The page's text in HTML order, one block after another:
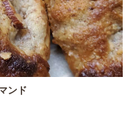
ンド